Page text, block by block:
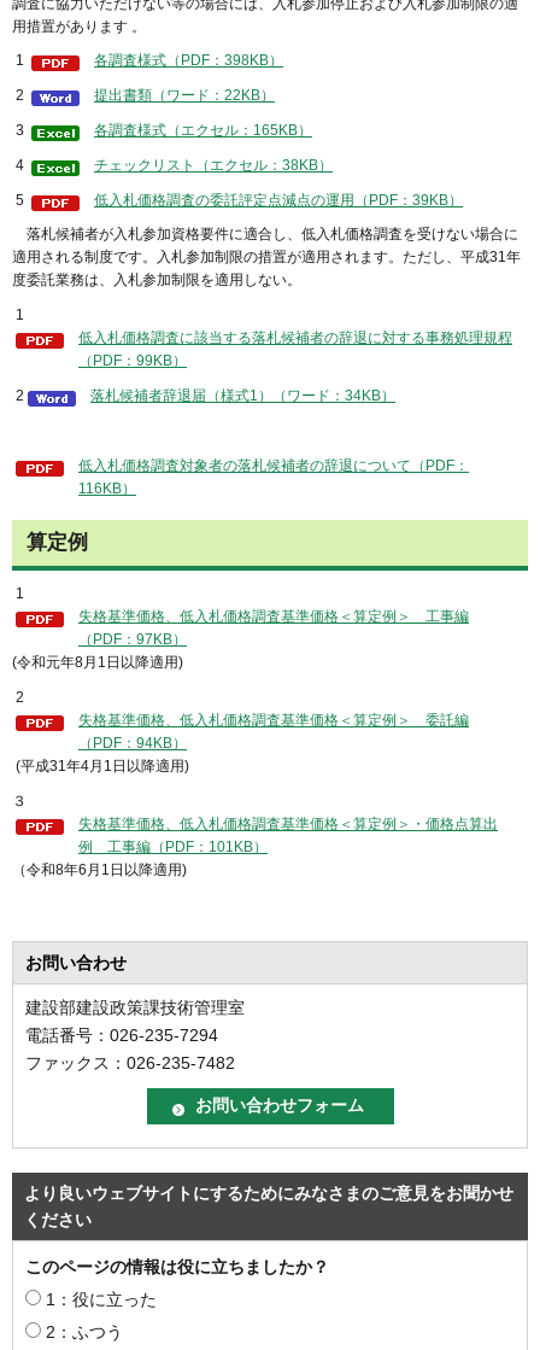
用措置があります 。
1 各調査様式（PDF：398KB）
2 提出書類（ワード：22KB）
3 各調査様式（エクセル：165KB）
4 チェックリスト（エクセル：38KB）
5 低入札価格調査の委託評定点減点の運用（PDF：39KB）
落札候補者が入札参加資格要件に適合し、低入札価格調査を受けない場合に
適用される制度です。入札参加制限の措置が適用されます。ただし、平成31年
度委託業務は、入札参加制限を適用しない。
1
低入札価格調査に該当する落札候補者の辞退に対する事務処理規程
（PDF：99KB）
2 落札候補者辞退届（様式1）（ワード：34KB）
低入札価格調査対象者の落札候補者の辞退について（PDF：
116KB）
算定例
1
失格基準価格、低入札価格調査基準価格＜算定例＞ 工事編
（PDF：97KB）
(令和元年8月1日以降適用)
2
失格基準価格、低入札価格調査基準価格＜算定例＞ 委託編
（PDF：94KB）
(平成31年4月1日以降適用)
３
失格基準価格、低入札価格調査基準価格＜算定例＞・価格点算出
例 工事編（PDF：101KB）
（令和8年6月1日以降適用)
お問い合わせ
建設部建設政策課技術管理室
電話番号：026-235-7294
ファックス：026-235-7482
より良いウェブサイトにするためにみなさまのご意見をお聞かせ
ください
このページの情報は役に立ちましたか？
1：役に立った
2：ふつう